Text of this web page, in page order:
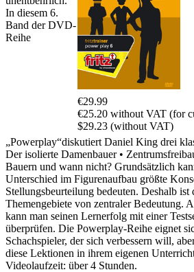
€29.99
€25.20 without VAT (for
$29.23 (without VAT)
In diesem 6.
Band der DVD-
Reihe
„Powerplay“diskutiert Daniel King drei
Der isolierte Damenbauer •
Bauern und wann nicht? Grundsätzlich
Unterschied im Figurenaufbau größte
Stellungsbeurteilung bedeuten. Deshalb ist
Themengebiete von zentraler Bedeutung.
kann man seinen Lernerfolg mit einer
überprüfen. Die Powerplay-Reihe eignet
Schachspieler, der sich verbessern will,
diese Lektionen in ihrem eigenen
Videolaufzeit: über 4 Stunden.